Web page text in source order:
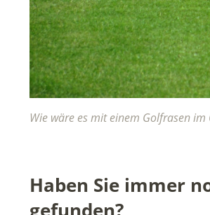
Wie wäre es mit einem Golfrasen im
Haben Sie immer
gefunden?